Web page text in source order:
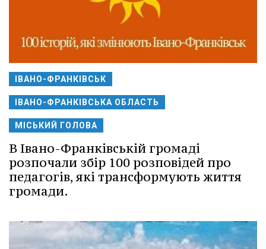
ІВАНО-ФРАНКІВСЬК
ІВАНО-ФРАНКІВСЬКА ОБЛАСТЬ
МІСЬКИЙ ГОЛОВА
В Івано-Франківській громаді
розпочали збір 100 розповідей про
педагогів, які трансформують життя
громади.